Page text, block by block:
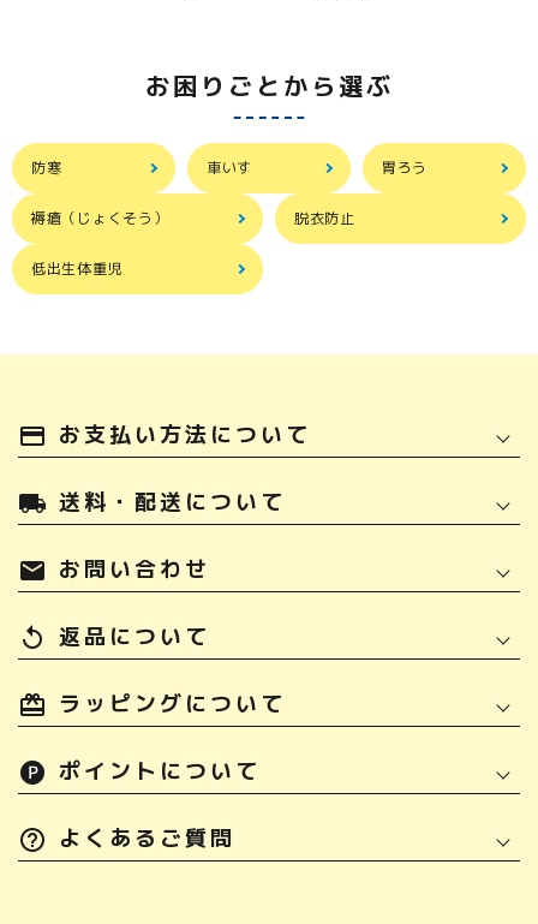
お困りごとから選ぶ
防寒 車いす 胃ろう
褥瘡（じょくそう） 脱衣防止
低出生体重児
payment お支払い方法について
local_shipping 送料・配送について
mail お問い合わせ
replay 返品について
ラッピングについて
ポイントについて
よくあるご質問